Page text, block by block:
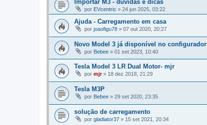
Importar M3 - dúvidas e dicas
por EVcentric » 24 jun 2025, 03:22
Ajuda - Carregamento em casa
por joaofigu78 » 07 out 2020, 20:27
Novo Model 3 já disponível no configurador
por Bebee » 01 set 2023, 10:40
Tesla Model 3 LR Dual Motor- mjr
por mjr» 18 dez 2018, 21:29
Tesla M3P
por Bebee » 29 set 2020, 23:35
solução de carregamento
por gladiator37 » 15 set 2021, 20:34